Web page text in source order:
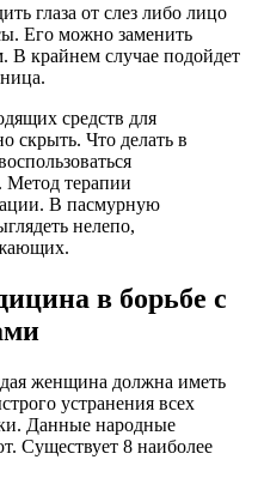
глаза от слез либо лицо
Его можно заменить
крайнем случае подойдет
средств для
скрыть. Что делать в
терапии
В пасмурную
нелепо,
в борьбе с
женщина должна иметь
устранения всех
Данные народные
Существует 8 наиболее